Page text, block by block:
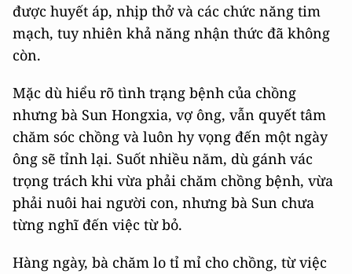
được huyết áp, nhịp thở và các chức năng tim
mạch, tuy nhiên khả năng nhận thức đã không
còn.
Mặc dù hiểu rõ tình trạng bệnh của chồng
nhưng bà Sun Hongxia, vợ ông, vẫn quyết tâm
chăm sóc chồng và luôn hy vọng đến một ngày
ông sẽ tỉnh lại. Suốt nhiều năm, dù gánh vác
trọng trách khi vừa phải chăm chồng bệnh, vừa
phải nuôi hai người con, nhưng bà Sun chưa
từng nghĩ đến việc từ bỏ.
Hàng ngày, bà chăm lo tỉ mỉ cho chồng, từ việc